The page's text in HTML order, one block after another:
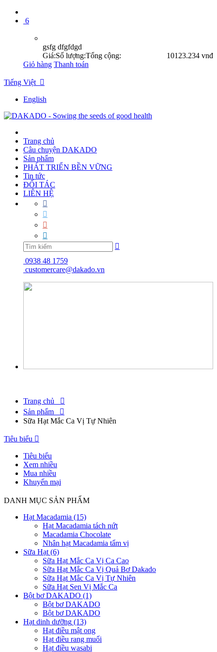
6
gsfg dfgfdgd
Giá:
123.234 vnđ
Số lượng: 10
Tổng cộng:
Giỏ hàng Thanh toán
Tiếng Việt 
English
Trang chủ
Câu chuyện DAKADO
Sản phẩm
PHÁT TRIỂN BỀN VỮNG
Tin tức
ĐỐI TÁC
LIÊN HỆ





0938 48 1759
customercare@dakado.vn
Trang chủ

Sản phẩm

Sữa Hạt Mắc Ca Vị Tự Nhiên
Tiêu biểu 
Tiêu biểu
Xem nhiều
Mua nhiều
Khuyến mại
DANH MỤC SẢN PHẨM
Hạt Macadamia (15)
Hạt Macadamia tách nứt
Macadamia Chocolate
Nhân hạt Macadamia tẩm vị
Sữa Hạt (6)
Sữa Hạt Mắc Ca Vị Ca Cao
Sữa Hạt Mắc Ca Vị Quả Bơ Dakado
Sữa Hạt Mắc Ca Vị Tự Nhiên
Sữa Hạt Sen Vị Mắc Ca
Bột bơ DAKADO (1)
Bột bơ DAKADO
Bột bơ DAKADO
Hạt dinh dưỡng (13)
Hạt điều mật ong
Hạt điều rang muối
Hạt điều wasabi